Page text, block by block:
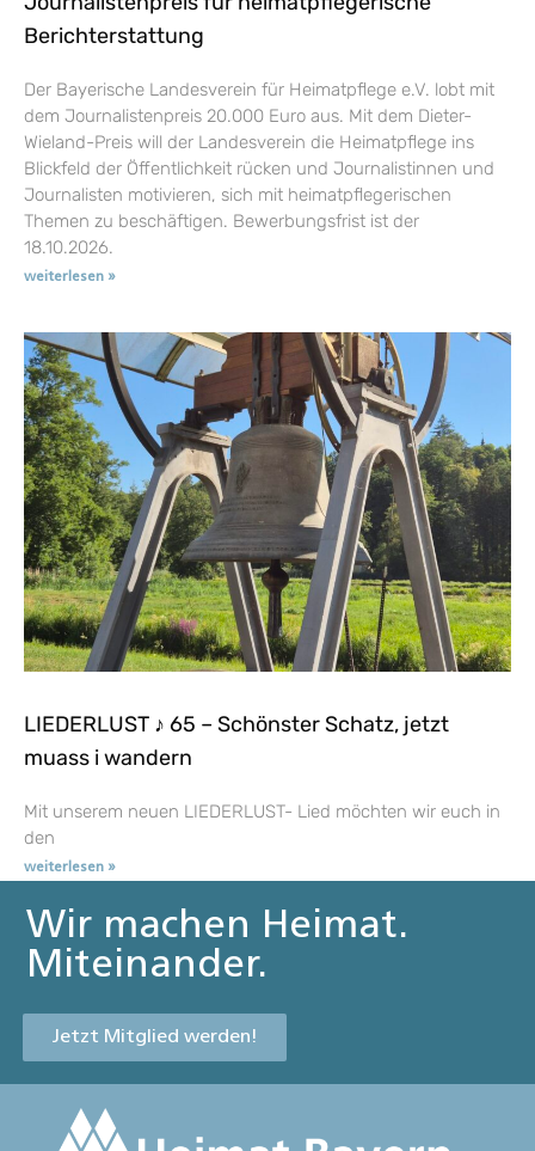
Berichterstattung
Der Bayerische Landesverein für Heimatpflege e.V. lobt mit
dem Journalistenpreis 20.000 Euro aus. Mit dem Dieter-
Wieland-Preis will der Landesverein die Heimatpflege ins
Blickfeld der Öffentlichkeit rücken und Journalistinnen und
Journalisten motivieren, sich mit heimatpflegerischen
Themen zu beschäftigen. Bewerbungsfrist ist der
18.10.2026.
weiterlesen »
LIEDERLUST ♪ 65 – Schönster Schatz, jetzt
muass i wandern
Mit unserem neuen LIEDERLUST- Lied möchten wir euch in
den
weiterlesen »
Wir machen Heimat.
Miteinander.
Jetzt Mitglied werden!